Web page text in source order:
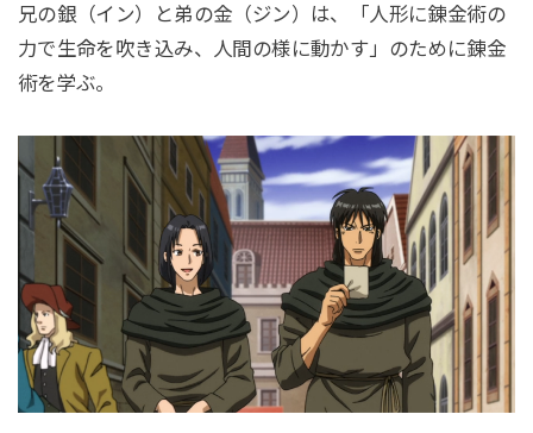
兄の銀（イン）と弟の金（ジン）は、「人形に錬金術の
力で生命を吹き込み、人間の様に動かす」のために錬金
術を学ぶ。